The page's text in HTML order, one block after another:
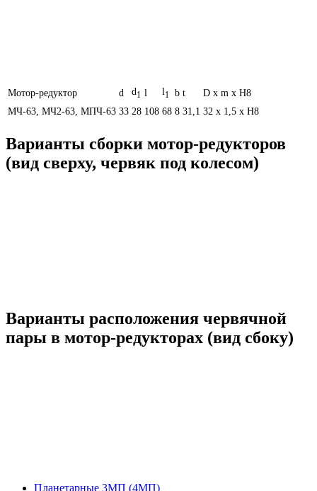
Мотор-редуктор d d1 l l1 b t
D х m х H8
МЧ-63, МЧ2-63, МПЧ-63 33 28 108 68 8 31,1 32 х 1,5 х H8
Варианты сборки мотор-редукторов
(вид сверху, червяк под колесом)
Варианты расположения червячной
пары в мотор-редукторах (вид сбоку)
Планетарные 3МП (4МП)